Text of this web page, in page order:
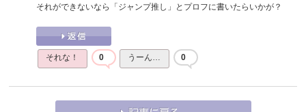
それができないなら「ジャンプ推し」とプロフに書いたらいかが？
それな！ 0 うーん… 0